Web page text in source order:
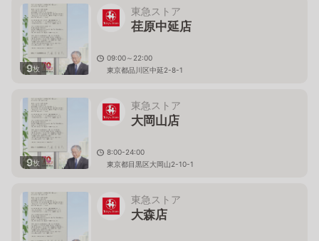
9枚
東急ストア
荏原中延店
09:00～22:00
東京都品川区中延2-8-1
9枚
東急ストア
大岡山店
8:00-24:00
東京都目黒区大岡山2-10-1
東急ストア
大森店